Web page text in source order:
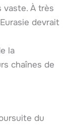
vaste. À très
devrait
la
chaînes de
du